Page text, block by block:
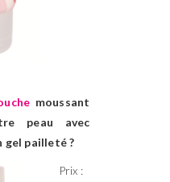
moussant
peau avec
gel pailleté ?
Prix :